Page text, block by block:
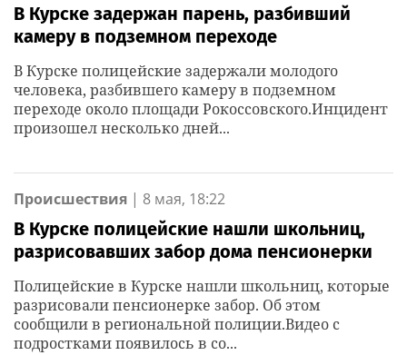
В Курске задержан парень, разбивший
камеру в подземном переходе
В Курске полицейские задержали молодого
человека, разбившего камеру в подземном
переходе около площади Рокоссовского.Инцидент
произошел несколько дней...
Происшествия | 8 мая, 18:22
В Курске полицейские нашли школьниц,
разрисовавших забор дома пенсионерки
Полицейские в Курске нашли школьниц, которые
разрисовали пенсионерке забор. Об этом
сообщили в региональной полиции.Видео с
подростками появилось в со...